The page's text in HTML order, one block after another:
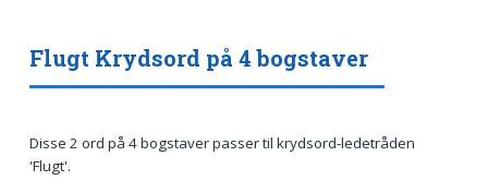
Flugt Krydsord på 4 bogstaver
Disse 2 ord på 4 bogstaver passer til krydsord-ledetråden
'Flugt'.